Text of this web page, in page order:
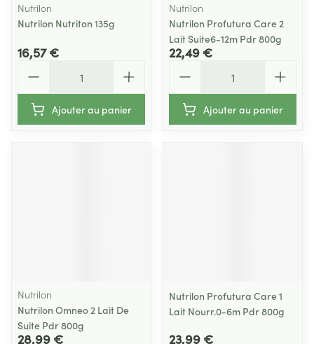
Nutrilon
Nutrilon Nutriton 135g
16,57 €
Ajouter au panier
Nutrilon
Nutrilon Profutura Care 2
Lait Suite6-12m Pdr 800g
22,49 €
Ajouter au panier
Nutrilon
Nutrilon Omneo 2 Lait De
Suite Pdr 800g
28,99 €
Nutrilon Profutura Care 1
Lait Nourr.0-6m Pdr 800g
23,99 €